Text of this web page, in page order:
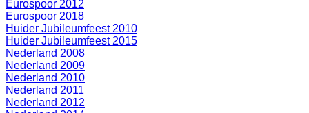
Eurospoor 2012
Eurospoor 2018
Huider Jubileumfeest 2010
Huider Jubileumfeest 2015
Nederland 2008
Nederland 2009
Nederland 2010
Nederland 2011
Nederland 2012